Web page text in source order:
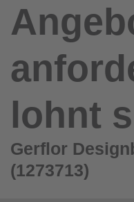
lohnt
Gerflor
(1273713)